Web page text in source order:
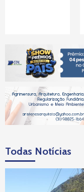
Todas Notícias